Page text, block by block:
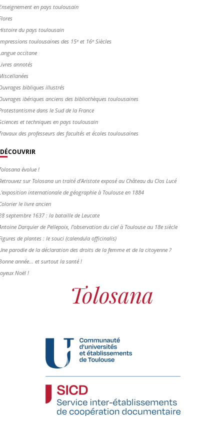
en pays toulousain
du pays toulousain
toulousaines des 15ᵉ et 16ᵉ Siècles
occitane
annotés
bibliques illustrés
ibériques anciens des bibliothèques toulousaines
dans le Sud de la France
et techniques en pays toulousain
des professeurs des facultés et écoles toulousaines
DÉCOUVRIR
évolue !
sur Tolosana un traité d'Aristote exposé au Château du Clos Lucé
internationale de géographie à Toulouse en 1884
le livre ancien
septembre 1637 : la bataille de Leucate
Darquier de Pellepoix, l’observation du ciel à Toulouse au 18e siècle
de plantes : le souci (calendula officinalis)
parodie de la déclaration des droits de la femme et de la citoyenne ?
année... et surtout la santé !
Noël !